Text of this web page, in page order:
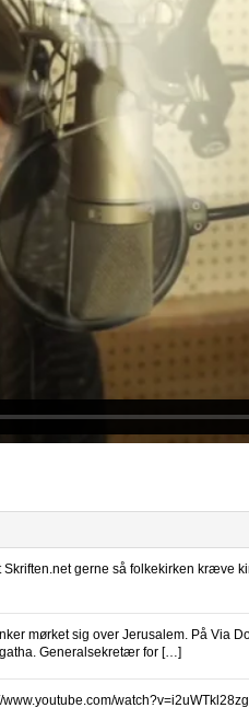
gerne så folkekirken kræve
mørket sig over Jerusalem. På Via
Generalsekretær for […]
www.youtube.com/